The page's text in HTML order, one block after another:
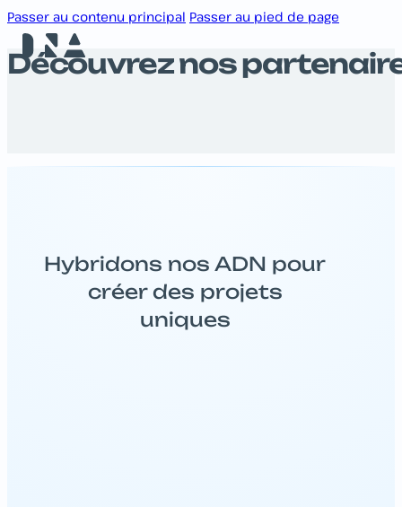
Passer au contenu principal Passer au pied de page
Découvrez nos
Hybridons nos ADN pour
créer des projets
uniques